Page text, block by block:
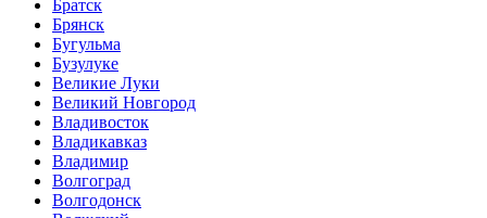
Братск
Брянск
Бугульма
Бузулуке
Великие Луки
Великий Новгород
Владивосток
Владикавказ
Владимир
Волгоград
Волгодонск